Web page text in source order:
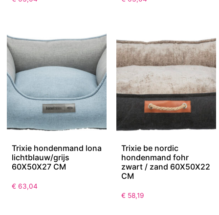
Trixie hondenmand lona
lichtblauw/grijs
60X50X27 CM
€ 63,04
Trixie be nordic
hondenmand fohr
zwart / zand 60X50X22
CM
€ 58,19